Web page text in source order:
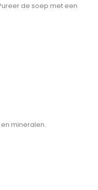
de soep met een
mineralen.